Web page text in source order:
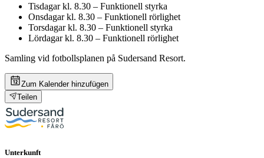
Tisdagar kl. 8.30 – Funktionell styrka
Onsdagar kl. 8.30 – Funktionell rörlighet
Torsdagar kl. 8.30 – Funktionell styrka
Lördagar kl. 8.30 – Funktionell rörlighet
Samling vid fotbollsplanen på Sudersand Resort.
Zum Kalender hinzufügen
Teilen
Unterkunft